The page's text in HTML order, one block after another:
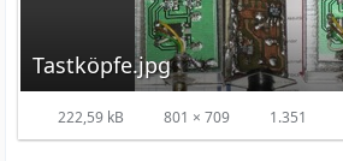
Tastköpfe.jpg
222,59 kB 801 × 709 1.351